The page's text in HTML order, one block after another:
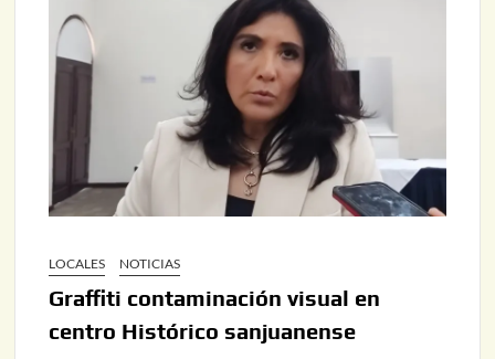
LOCALES NOTICIAS
Graffiti contaminación visual en
centro Histórico sanjuanense